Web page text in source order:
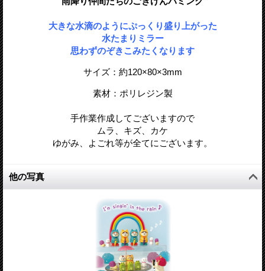
大きな水滴のようにぷっくり盛り上がった
水たまりミラー
思わずのぞきこみたくなります
サイズ：約120×80×3mm
素材：ポリレジン製
手作業作成してございますので
ムラ、キズ、カケ
ゆがみ、よごれ等が全てにございます。
他の写真